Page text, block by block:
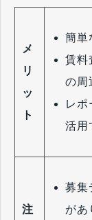
メ
リ
ッ
ト
簡単
賃料
の周
レポ
活用
注
募集
があ